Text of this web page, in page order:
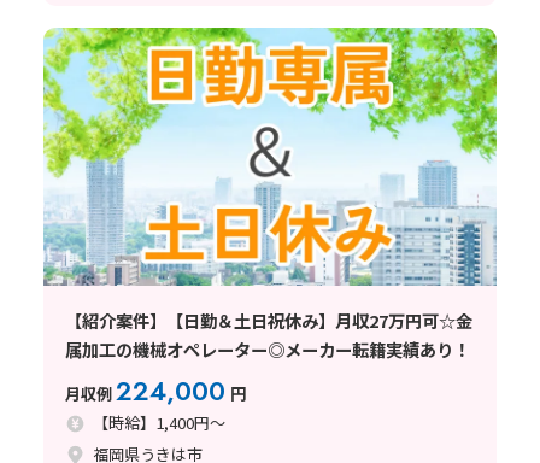
【紹介案件】【日勤＆土日祝休み】月収27万円可☆金
属加工の機械オペレーター◎メーカー転籍実績あり！
月収例224,000 円
【時給】1,400円～
福岡県うきは市